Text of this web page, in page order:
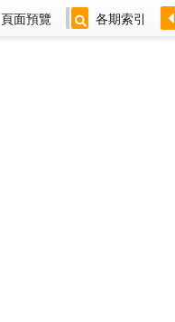
頁面預覽 各期索引